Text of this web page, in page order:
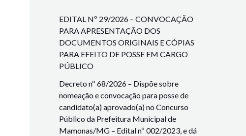
EDITAL Nº 29/2026 – CONVOCAÇÃO
PARA APRESENTAÇÃO DOS
DOCUMENTOS ORIGINAIS E CÓPIAS
PARA EFEITO DE POSSE EM CARGO
PÚBLICO
Decreto nº 68/2026 – Dispõe sobre
nomeação e convocação para posse de
candidato(a) aprovado(a) no Concurso
Público da Prefeitura Municipal de
Mamonas/MG – Edital nº 002/2023, e dá